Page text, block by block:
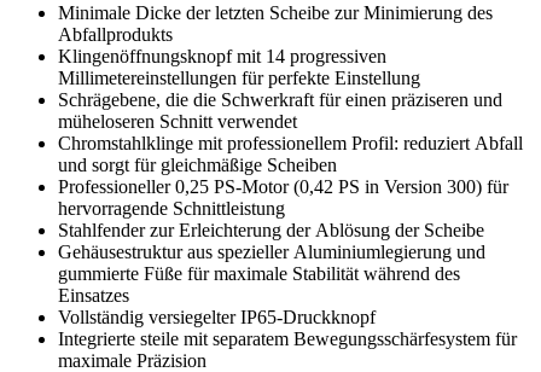
Minimale Dicke der letzten Scheibe zur Minimierung des
Abfallprodukts
Klingenöffnungsknopf mit 14 progressiven
Millimetereinstellungen für perfekte Einstellung
Schrägebene, die die Schwerkraft für einen präziseren und
müheloseren Schnitt verwendet
Chromstahlklinge mit professionellem Profil: reduziert Abfall
und sorgt für gleichmäßige Scheiben
Professioneller 0,25 PS-Motor (0,42 PS in Version 300) für
hervorragende Schnittleistung
Stahlfender zur Erleichterung der Ablösung der Scheibe
Gehäusestruktur aus spezieller Aluminiumlegierung und
gummierte Füße für maximale Stabilität während des
Einsatzes
Vollständig versiegelter IP65-Druckknopf
Integrierte steile mit separatem Bewegungsschärfesystem für
maximale Präzision